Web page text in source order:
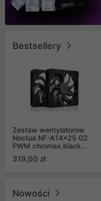
Bestsellery
Zestaw wentylatorów
Noctua NF-A14x25 G2
PWM chromax.black
Push Pull (2szt)
319,00 zł
Nowości